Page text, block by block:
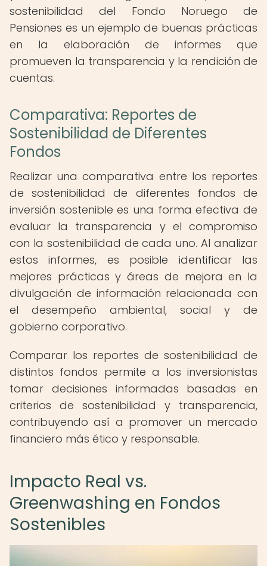
sostenibilidad del Fondo Noruego de
Pensiones es un ejemplo de buenas prácticas
en la elaboración de informes que
promueven la transparencia y la rendición de
cuentas.
Comparativa: Reportes de
Sostenibilidad de Diferentes
Fondos
Realizar una comparativa entre los reportes
de sostenibilidad de diferentes fondos de
inversión sostenible es una forma efectiva de
evaluar la transparencia y el compromiso
con la sostenibilidad de cada uno. Al analizar
estos informes, es posible identificar las
mejores prácticas y áreas de mejora en la
divulgación de información relacionada con
el desempeño ambiental, social y de
gobierno corporativo.
Comparar los reportes de sostenibilidad de
distintos fondos permite a los inversionistas
tomar decisiones informadas basadas en
criterios de sostenibilidad y transparencia,
contribuyendo así a promover un mercado
financiero más ético y responsable.
Impacto Real vs.
Greenwashing en Fondos
Sostenibles